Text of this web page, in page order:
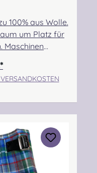
100% aus Wolle.
um Platz für
Maschinen
63,50cm-
Scotland DD8
Verantwortlic
Easy Piping &